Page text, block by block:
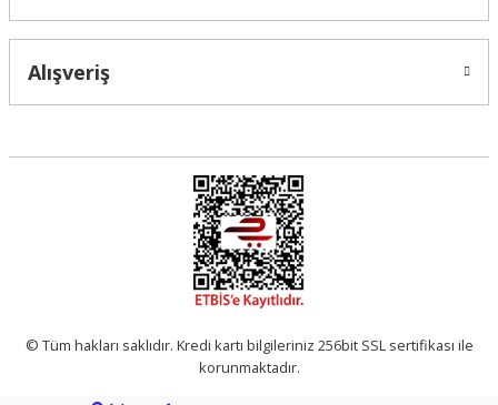
Alışveriş
© Tüm hakları saklıdır. Kredi kartı bilgileriniz 256bit SSL sertifikası ile
korunmaktadır.